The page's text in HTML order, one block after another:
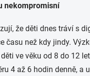
nekompromisní
že děti dnes tráví s
času než kdy jindy.
děti ve věku od 8 do 12
4 až 6 hodin denně, a